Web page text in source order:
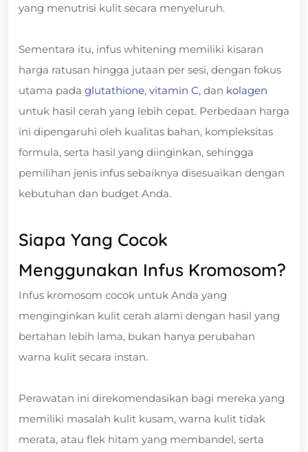
yang menutrisi kulit secara menyeluruh.
Sementara itu, infus whitening memiliki kisaran
harga ratusan hingga jutaan per sesi, dengan fokus
utama pada glutathione, vitamin C, dan kolagen
untuk hasil cerah yang lebih cepat. Perbedaan harga
ini dipengaruhi oleh kualitas bahan, kompleksitas
formula, serta hasil yang diinginkan, sehingga
pemilihan jenis infus sebaiknya disesuaikan dengan
kebutuhan dan budget Anda.
Siapa Yang Cocok
Menggunakan Infus Kromosom?
Infus kromosom cocok untuk Anda yang
menginginkan kulit cerah alami dengan hasil yang
bertahan lebih lama, bukan hanya perubahan
warna kulit secara instan.
Perawatan ini direkomendasikan bagi mereka yang
memiliki masalah kulit kusam, warna kulit tidak
merata, atau flek hitam yang membandel, serta